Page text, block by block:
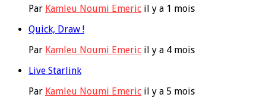
Par Kamleu Noumi Emeric il y a 1 mois
Quick, Draw !
Par Kamleu Noumi Emeric il y a 4 mois
Live Starlink
Par Kamleu Noumi Emeric il y a 5 mois